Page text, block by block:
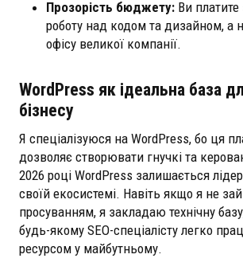
Прозорість бюджету: Ви
роботу над кодом та дизайном, а
офісу великої компанії.
WordPress як ідеальна база
бізнесу
Я спеціалізуюся на WordPress, бо ця
дозволяє створювати гнучкі та
2026 році WordPress залишається
своїй екосистемі. Навіть якщо я не
просуванням, я закладаю технічну
будь-якому SEO-спеціалісту легко
ресурсом у майбутньому.